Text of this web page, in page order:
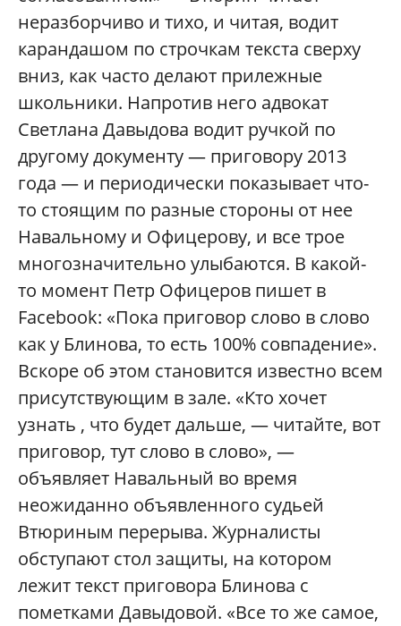
неразборчиво и тихо, и читая, водит
карандашом по строчкам текста сверху
вниз, как часто делают прилежные
школьники. Напротив него адвокат
Светлана Давыдова водит ручкой по
другому документу — приговору 2013
года — и периодически показывает что-
то стоящим по разные стороны от нее
Навальному и Офицерову, и все трое
многозначительно улыбаются. В какой-
то момент Петр Офицеров пишет в
Facebook: «Пока приговор слово в слово
как у Блинова, то есть 100% совпадение».
Вскоре об этом становится известно всем
присутствующим в зале. «Кто хочет
узнать , что будет дальше, — читайте, вот
приговор, тут слово в слово», —
объявляет Навальный во время
неожиданно объявленного судьей
Втюриным перерыва. Журналисты
обступают стол защиты, на котором
лежит текст приговора Блинова с
пометками Давыдовой. «Все то же самое,